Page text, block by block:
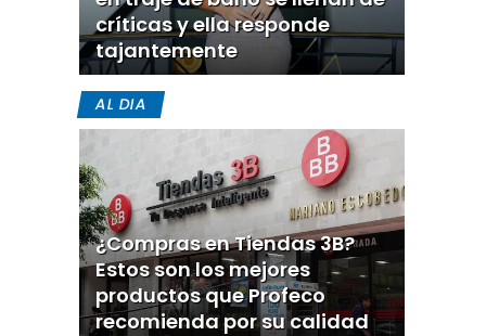
críticas y ella responde
tajantemente
AL DIA
¿Compras en Tiendas 3B?
Estos son los mejores
productos que Profeco
recomienda por su calidad